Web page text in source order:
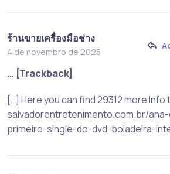
ร้านขายเครื่องมือช่าง
4 de novembro de 2025
… [Trackback]
[…] Here you can find 29312 more
salvadorentretenimento.com.br/
primeiro-single-do-dvd-boiadeira-